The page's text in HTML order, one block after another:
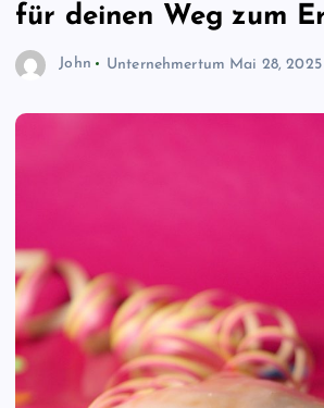
für deinen Weg zum
John Unternehmertum Mai 28, 2025